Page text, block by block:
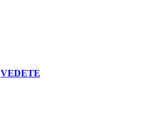
VEDETE